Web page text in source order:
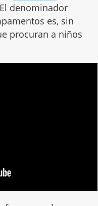
denominador
es, sin
procuran a niños